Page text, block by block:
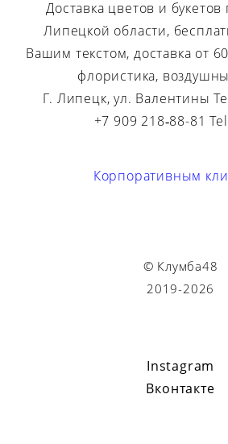
Доставка цветов и
Липецкой области,
Вашим текстом, доставка от
флористика,
Г. Липецк, ул. Валентины
+7 909 218‑88-81
Корпоративным
© Клумба48
2019-2026
Instagram
Вконтакте